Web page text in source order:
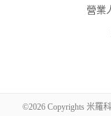
營業
©2026 Copyrights 米羅